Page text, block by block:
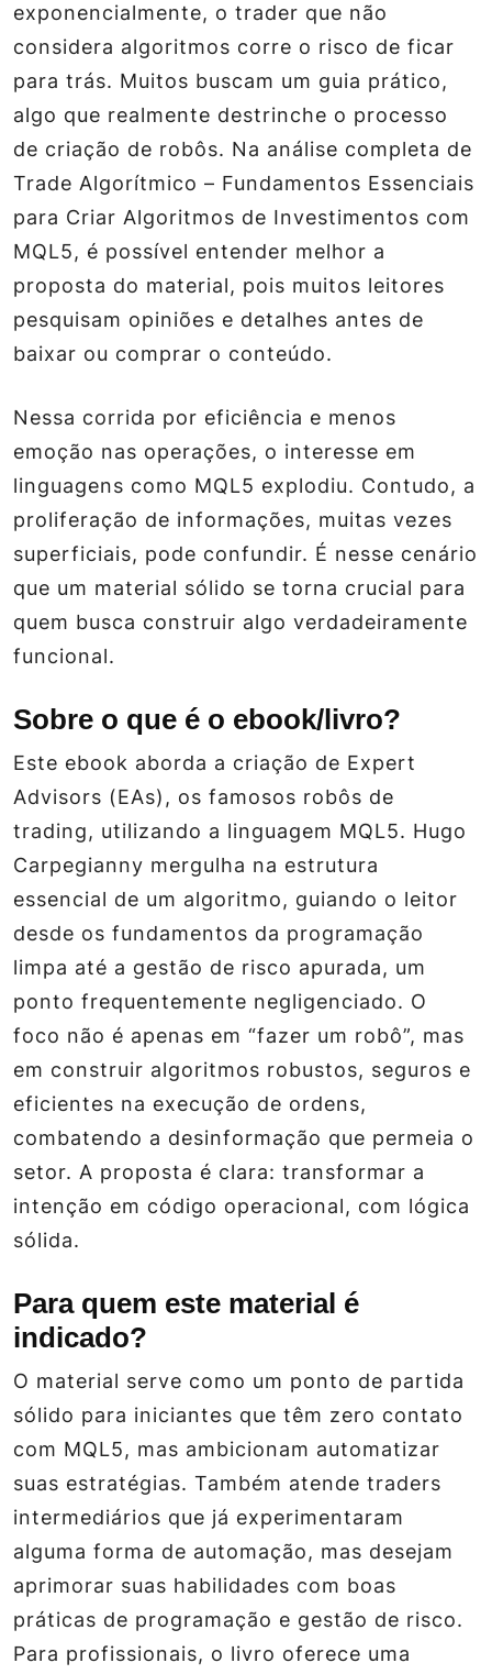
exponencialmente, o trader que não
considera algoritmos corre o risco de ficar
para trás. Muitos buscam um guia prático,
algo que realmente destrinche o processo
de criação de robôs. Na análise completa de
Trade Algorítmico – Fundamentos Essenciais
para Criar Algoritmos de Investimentos com
MQL5, é possível entender melhor a
proposta do material, pois muitos leitores
pesquisam opiniões e detalhes antes de
baixar ou comprar o conteúdo.
Nessa corrida por eficiência e menos
emoção nas operações, o interesse em
linguagens como MQL5 explodiu. Contudo, a
proliferação de informações, muitas vezes
superficiais, pode confundir. É nesse cenário
que um material sólido se torna crucial para
quem busca construir algo verdadeiramente
funcional.
Sobre o que é o ebook/livro?
Este ebook aborda a criação de Expert
Advisors (EAs), os famosos robôs de
trading, utilizando a linguagem MQL5. Hugo
Carpegianny mergulha na estrutura
essencial de um algoritmo, guiando o leitor
desde os fundamentos da programação
limpa até a gestão de risco apurada, um
ponto frequentemente negligenciado. O
foco não é apenas em “fazer um robô”, mas
em construir algoritmos robustos, seguros e
eficientes na execução de ordens,
combatendo a desinformação que permeia o
setor. A proposta é clara: transformar a
intenção em código operacional, com lógica
sólida.
Para quem este material é
indicado?
O material serve como um ponto de partida
sólido para iniciantes que têm zero contato
com MQL5, mas ambicionam automatizar
suas estratégias. Também atende traders
intermediários que já experimentaram
alguma forma de automação, mas desejam
aprimorar suas habilidades com boas
práticas de programação e gestão de risco.
Para profissionais, o livro oferece uma